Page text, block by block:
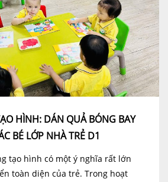
HÌNH: DÁN QUẢ BÓNG BAY
BÉ LỚP NHÀ TRẺ D1
hình có một ý nghĩa rất lớn
toàn diện của trẻ. Trong hoạt